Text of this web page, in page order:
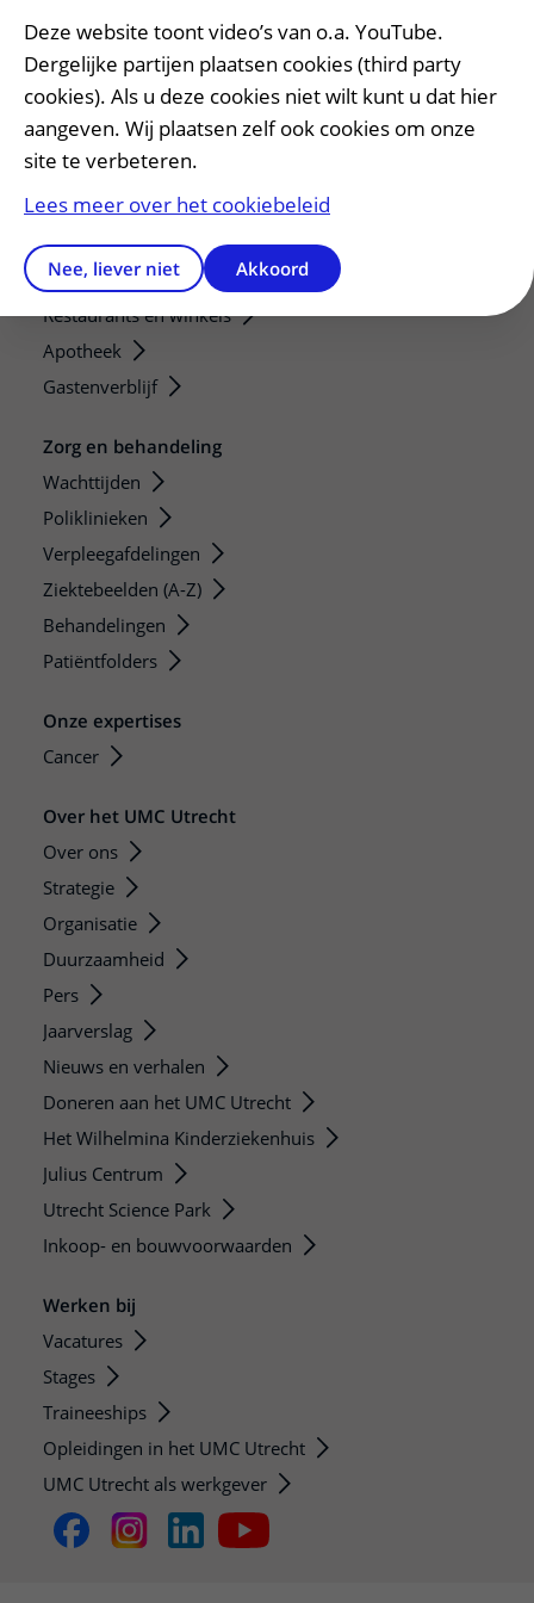
Zorgverlenersportaal
Service, contact en faciliteiten
Contact
Wat is uw ervaring met het UMC Utrecht?
Adres en route
Parkeren
Faciliteiten en voorzieningen
Restaurants en winkels
Apotheek
Gastenverblijf
Zorg en behandeling
Wachttijden
Poliklinieken
Verpleegafdelingen
Ziektebeelden (A-Z)
Behandelingen
Patiëntfolders
Onze expertises
Cancer
Over het UMC Utrecht
Over ons
Strategie
Organisatie
Duurzaamheid
Pers
Jaarverslag
Nieuws en verhalen
Doneren aan het UMC Utrecht
Het Wilhelmina Kinderziekenhuis
Julius Centrum
Utrecht Science Park
Inkoop- en bouwvoorwaarden
Werken bij
Vacatures
Stages
Traineeships
Opleidingen in het UMC Utrecht
UMC Utrecht als werkgever
Deze website toont video’s van o.a. YouTube.
Dergelijke partijen plaatsen cookies (third party
cookies). Als u deze cookies niet wilt kunt u dat hier
aangeven. Wij plaatsen zelf ook cookies om onze
site te verbeteren.
Lees meer over het cookiebeleid
Nee, liever niet Akkoord